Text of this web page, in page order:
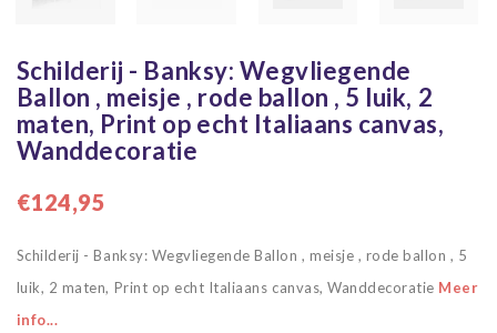
Schilderij - Banksy: Wegvliegende
Ballon , meisje , rode ballon , 5 luik, 2
maten, Print op echt Italiaans canvas,
Wanddecoratie
€124,95
Schilderij - Banksy: Wegvliegende Ballon , meisje , rode ballon , 5
luik, 2 maten, Print op echt Italiaans canvas, Wanddecoratie Meer
info...